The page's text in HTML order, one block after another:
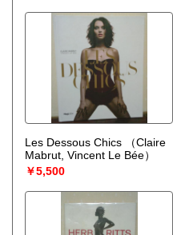
Les Dessous Chics
（Claire
Mabrut, Vincent Le Bée）
￥5,500